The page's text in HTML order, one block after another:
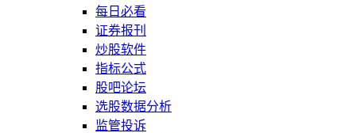
每日必看
证券报刊
炒股软件
指标公式
股吧论坛
选股数据分析
监管投诉